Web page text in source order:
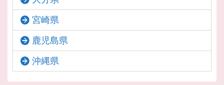
宮崎県
鹿児島県
沖縄県